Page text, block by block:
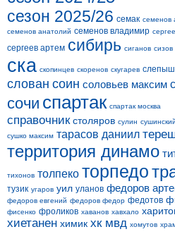
сезон 2025/26 семак семенов
семенов анатолий семенов владимир
сергеев артем сибирь сиганов сизов
ска скопинцев скоренов скугарев
слован соин соловьев максим
сочи спартак спартак москва
справочник столяров сулин сушинский
сушко максим тарасов даниил
территория динамо
тихонов толпеко торпедо
тузик угаров уил уланов федоров
федоров евгений федоров федор федотов
фисенко фроликов хаванов хавхало
хиетанен химик хк мвд хомутов